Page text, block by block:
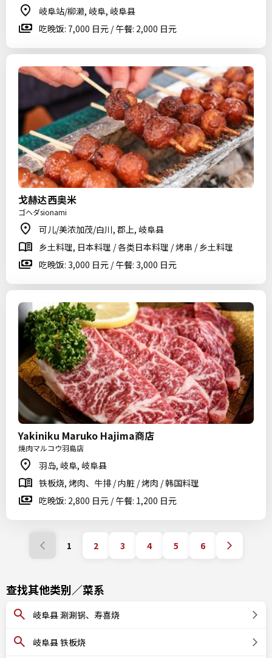
岐阜站/柳濑, 岐阜, 岐阜县
吃晚饭: 7,000 日元 / 午餐: 2,000 日元
戈赫达西奥米
ゴヘダsionami
可儿/美浓加茂/白川, 郡上, 岐阜县
乡土料理, 日本料理 / 各类日本料理 / 烤串 / 乡土料理
吃晚饭: 3,000 日元 / 午餐: 3,000 日元
Yakiniku Maruko Hajima商店
焼肉マルコウ羽島店
羽岛, 岐阜, 岐阜县
铁板烧, 烤肉、牛排 / 内脏 / 烤肉 / 韩国料理
吃晚饭: 2,800 日元 / 午餐: 1,200 日元
1 2 3 4 5 6
查找其他类别／菜系
岐阜县 涮涮锅、寿喜烧
岐阜县 铁板烧